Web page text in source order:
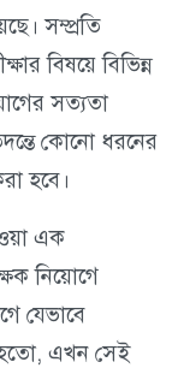
সম্প্রতি
বিষয়ে বিভিন্ন
সত্যতা
কোনো ধরনের
হবে।
এক
নিয়োগে
যেভাবে
হতো, এখন সেই